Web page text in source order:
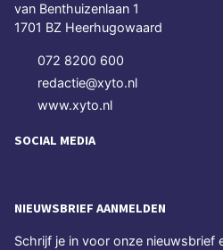
van Benthuizenlaan 1
1701 BZ Heerhugowaard
072 8200 600
redactie@xyto.nl
www.xyto.nl
SOCIAL MEDIA
NIEUWSBRIEF AANMELDEN
Schrijf je in voor onze nieuwsbrief